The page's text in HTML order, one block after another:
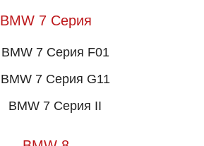
BMW 7 Серия
BMW 7 Серия F01
BMW 7 Серия G11
BMW 7 Серия II